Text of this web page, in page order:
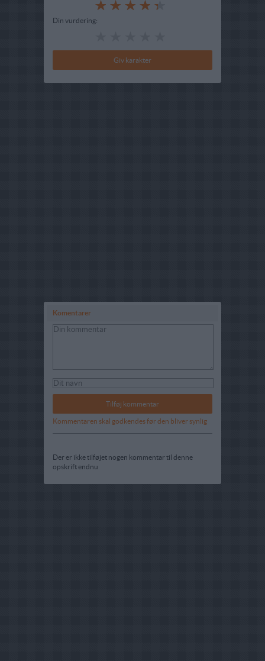
Din vurdering:
Komentarer
Kommentaren skal godkendes før den bliver synlig
Der er ikke tilføjet nogen kommentar til denne
opskrift endnu